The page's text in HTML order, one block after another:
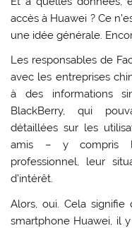
accès à Huawei ? Ce
une idée générale.
Les responsables de
avec les entreprises
à des informations
BlackBerry, qui
détaillées sur les
amis – y compris
professionnel, leur
d’intérêt.
Alors, oui. Cela
smartphone Huawei, il